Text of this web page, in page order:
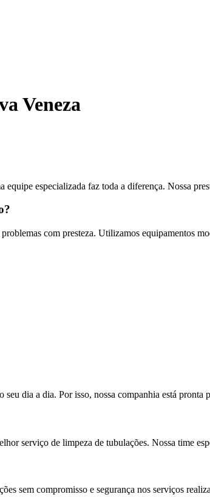
Veneza
especializada faz toda a diferença. Nossa
com presteza. Utilizamos equipamentos
dia a dia. Por isso, nossa companhia está
serviço de limpeza de tubulações. Nossa time
sem compromisso e segurança nos serviços